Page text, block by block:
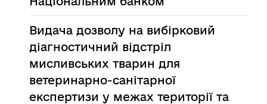
Видача дозволу на вибірковий
діагностичний відстріл
мисливських тварин для
ветеринарно-санітарної
експертизи у межах території та